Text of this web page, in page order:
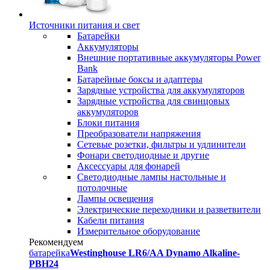
Источники питания и свет
Батарейки
Аккумуляторы
Внешние портативные аккумуляторы Power
Bank
Батарейные боксы и адаптеры
Зарядные устройства для аккумуляторов
Зарядные устройства для свинцовых
аккумуляторов
Блоки питания
Преобразователи напряжения
Сетевые розетки, фильтры и удлинители
Фонари светодиодные и другие
Аксессуары для фонарей
Светодиодные лампы настольные и
потолочные
Лампы освещения
Электрические переходники и разветвители
Кабели питания
Измерительное оборудование
Рекомендуем
батарейкаWestinghouse LR6/AA Dynamo Alkaline-
PBH24